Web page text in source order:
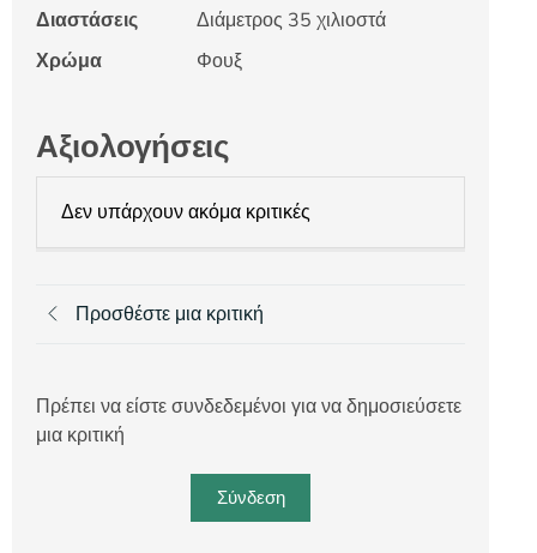
Διαστάσεις
Διάμετρος 35 χιλιοστά
Χρώμα
Φουξ
Αξιολογήσεις
Δεν υπάρχουν ακόμα κριτικές
Προσθέστε μια κριτική
Πρέπει να είστε συνδεδεμένοι για να δημοσιεύσετε
μια κριτική
Σύνδεση